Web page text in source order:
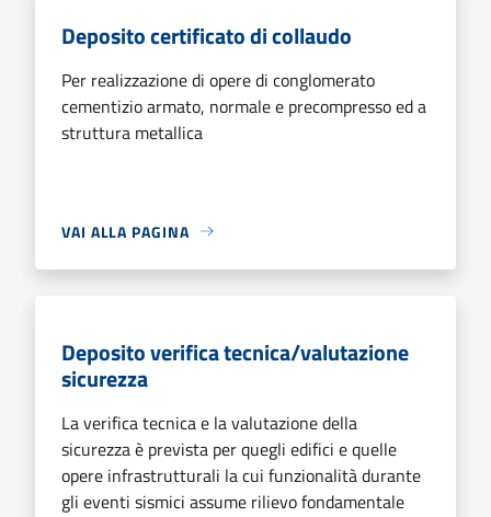
Deposito certificato di collaudo
Per realizzazione di opere di conglomerato
cementizio armato, normale e precompresso ed a
struttura metallica
VAI ALLA PAGINA
Deposito verifica tecnica/valutazione
sicurezza
La verifica tecnica e la valutazione della
sicurezza è prevista per quegli edifici e quelle
opere infrastrutturali la cui funzionalità durante
gli eventi sismici assume rilievo fondamentale